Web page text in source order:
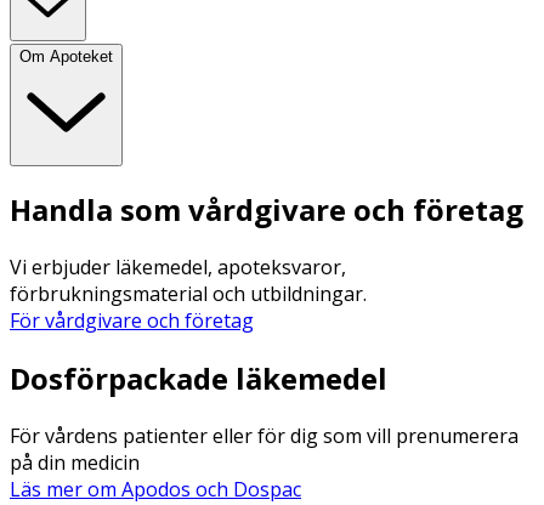
Om Apoteket
Handla som vårdgivare och företag
Vi erbjuder läkemedel, apoteksvaror,
förbrukningsmaterial och utbildningar.
För vårdgivare och företag
Dosförpackade läkemedel
För vårdens patienter eller för dig som vill prenumerera
på din medicin
Läs mer om Apodos och Dospac